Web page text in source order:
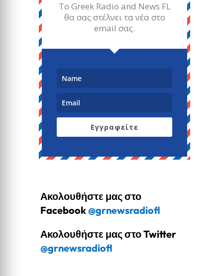
Το Greek Radio and News FL
θα σας στέλνει τα νέα στο
email σας.
Εγγραφείτε
Ακολουθήστε μας στο
Facebook@grnewsradiofl
Ακολουθήστε μας στο Twitter
@grnewsradiofl